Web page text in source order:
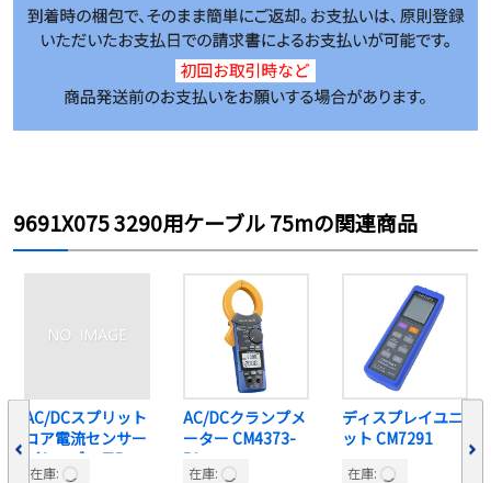
9691X075 3290用ケーブル 75mの関連商品
AC/DCスプリット
コア電流センサー
（ケーブル長5
在庫:
AC/DCクランプメ
ーター CM4373-
50
在庫:
ディスプレイユニ
ット CM7291
在庫: